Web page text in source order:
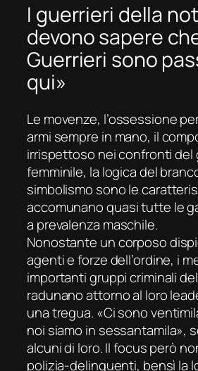
I guerrieri della
devono sapere
Guerrieri sono
qui»
Le movenze, l’ossessione
armi sempre in mano, il
irrispettoso nei confronti del
femminile, la logica del
simbolismo sono le
accomunano quasi tutte le
a prevalenza maschile.
Nonostante un corposo
agenti e forze dell’ordine, i
importanti gruppi criminali
radunano attorno al loro
una tregua. «Ci sono
noi siamo in sessantamila»,
alcuni di loro. Il focus però
polizia-delinquenti, bensì la